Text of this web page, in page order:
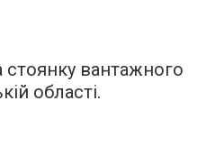
стоянку вантажного
області.